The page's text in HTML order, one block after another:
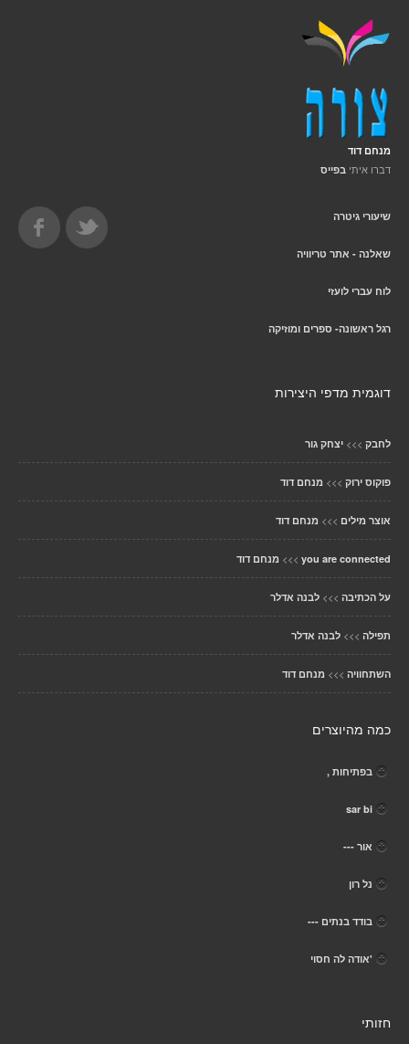
מנחם דוד
דברו איתי בפייס
שיעורי גיטרה
שאלנה - אתר טריוויה
לוח עברי לועזי
רגל ראשונה- ספרים ומוזיקה
דוגמית מדפי היצירות
לחבק >>> יצחק גור
פוקוס ירוק >>> מנחם דוד
אוצר מילים >>> מנחם דוד
you are connected
>>> מנחם דוד
על הכתיבה >>> לבנה אדלר
תפילה >>> לבנה אדלר
השתחוויה >>> מנחם דוד
כמה מהיוצרים
בפתיחות ,
sar bi
אור ---
נל רון
בודד בנתים ---
'אודה לה חסוי
חזותי